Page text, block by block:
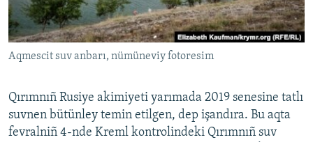
Русский
Українською
Aqmescit suv anbarı, nümüneviy fotoresim
Qırımnıñ Rusiye akimiyeti yarımada 2019 senesine tatlı
suvnen bütünley temin etilgen, dep işandıra. Bu aqta
fevralniñ 4-nde Kreml kontrolindeki Qırımnıñ suv